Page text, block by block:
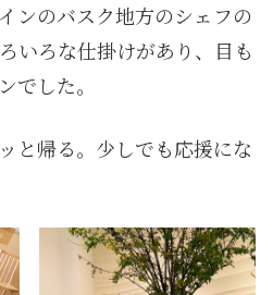
ンのバスク地方のシェフの
いろな仕掛けがあり、目も
でした。
と帰る。少しでも応援にな